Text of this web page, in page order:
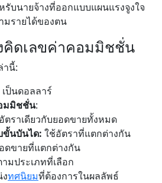
รับนายจ้างที่ออกแบบแผนแรงจูงใจ
รายได้ของตน
คิดเลขค่าคอมมิชชั่น
านี้:
เป็นดอลลาร์
มมิชชั่น:
ตราเดียวกับยอดขายทั้งหมด
ขั้นบันได: ใช้อัตราที่แตกต่างกัน
ดขายที่แตกต่างกัน
ามประเภทที่เลือก
ทศนิยมที่ต้องการในผลลัพธ์